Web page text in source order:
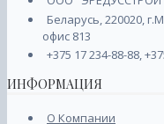
Беларусь, 220020,
офис 813
+375 17 234-88-88,
ИНФОРМАЦИЯ
О Компании